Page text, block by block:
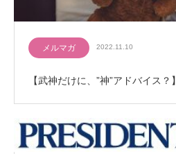
メルマガ 2022.11.10
【武神だけに、”神”アドバイス？】